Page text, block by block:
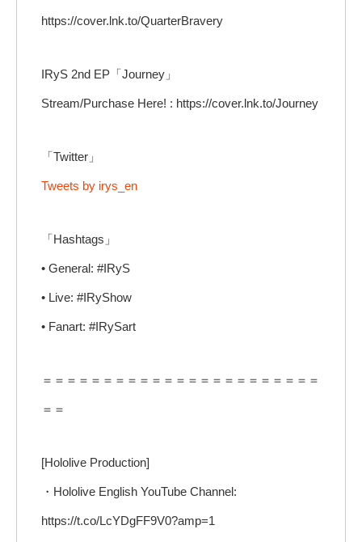
https://cover.lnk.to/QuarterBravery
IRyS 2nd EP「Journey」
Stream/Purchase Here! : https://cover.lnk.to/Journey
「Twitter」
Tweets by irys_en
「Hashtags」
• General: #IRyS
• Live: #IRyShow
• Fanart: #IRySart
＝＝＝＝＝＝＝＝＝＝＝＝＝＝＝＝＝＝＝＝＝＝＝
＝＝
[Hololive Production]
・Hololive English YouTube Channel:
https://t.co/LcYDgFF9V0?amp=1